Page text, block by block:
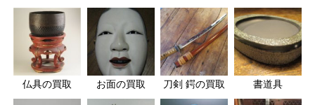
仏具の買取 お面の買取 刀剣 鍔の買取 書道具